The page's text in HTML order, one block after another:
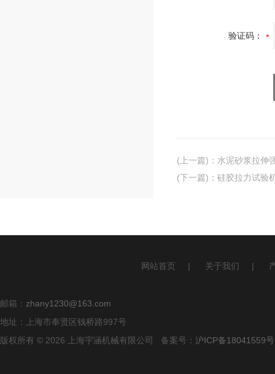
验证码：
(上一篇) ： 水泥砂浆拉伸
(下一篇) ： 硅胶拉力试验
网站首页 | 关于我们 |
邮箱： zhany1230@163.com
地址：上海市奉贤区钱桥路997号
版权所有 © 2026 上海宇涵机械有限公司 备案号： 沪ICP备18041559